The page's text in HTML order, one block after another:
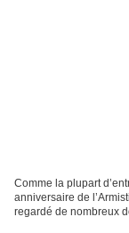
Comme la plupart
anniversaire de
regardé de nombreux